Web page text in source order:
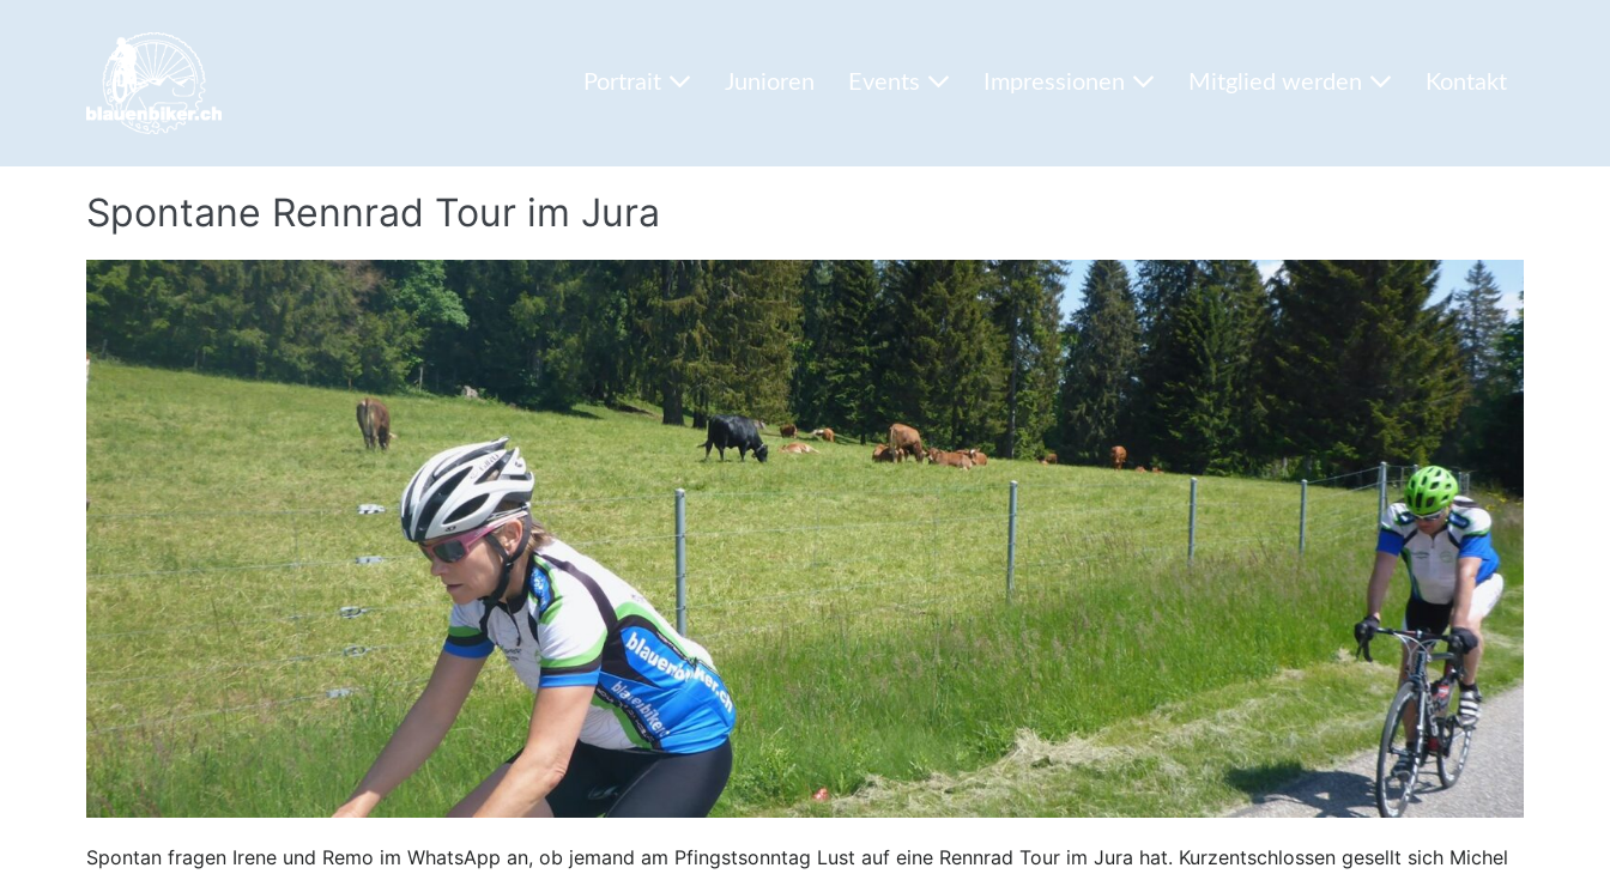
Portrait Junioren Events Impressionen Mitglied werden Kontakt
Spontane Rennrad Tour im Jura
Spontan fragen Irene und Remo im WhatsApp an, ob jemand am Pfingstsonntag Lust auf eine Rennrad Tour im Jura hat. Kurzentschlossen gesellt sich Michel